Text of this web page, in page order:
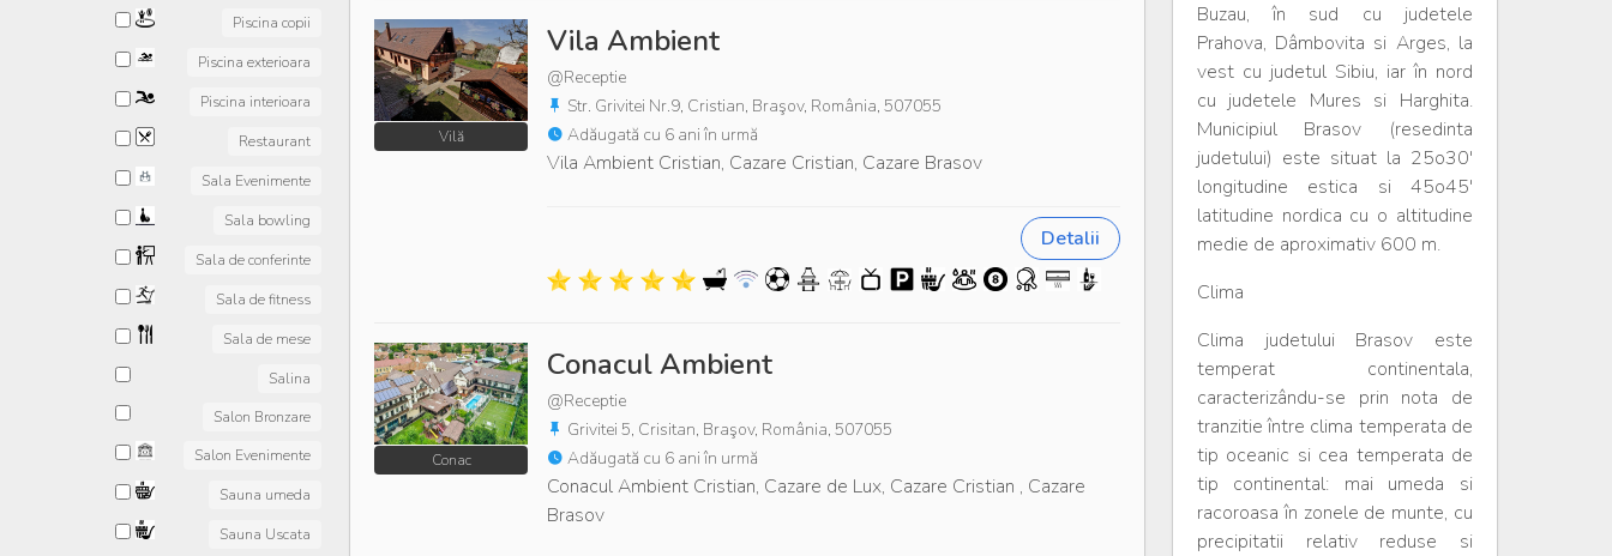
Piscina copii
Piscina exterioara
Piscina interioara
Restaurant
Sala Evenimente
Sala bowling
Sala de conferinte
Sala de fitness
Sala de mese
Salina
Salon Bronzare
Salon Evenimente
Sauna umeda
Sauna Uscata
Vilă
Vila Ambient
@Receptie
Str. Grivitei Nr.9, Cristian, Braşov, România, 507055
Adăugată cu 6 ani în urmă
Vila Ambient Cristian, Cazare Cristian, Cazare Brasov
Detalii
Conac
Conacul Ambient
@Receptie
Grivitei 5, Crisitan, Braşov, România, 507055
Adăugată cu 6 ani în urmă
Conacul Ambient Cristian, Cazare de Lux, Cazare Cristian , Cazare
Brasov
Buzau, în sud cu judetele
Prahova, Dâmbovita si Arges, la
vest cu judetul Sibiu, iar în nord
cu judetele Mures si Harghita.
Municipiul Brasov (resedinta
judetului) este situat la 25o30'
longitudine estica si 45o45'
latitudine nordica cu o altitudine
medie de aproximativ 600 m.
Clima
Clima judetului Brasov este
temperat continentala,
caracterizându-se prin nota de
tranzitie între clima temperata de
tip oceanic si cea temperata de
tip continental: mai umeda si
racoroasa în zonele de munte, cu
precipitatii relativ reduse si